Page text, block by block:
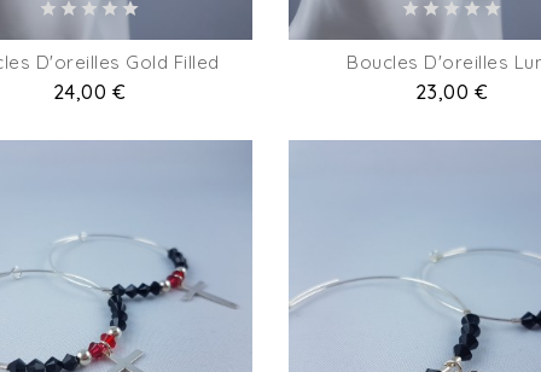
D'oreilles Gold Filled
Prix
24,00 €
Boucles D'oreilles
Prix
23,00 €